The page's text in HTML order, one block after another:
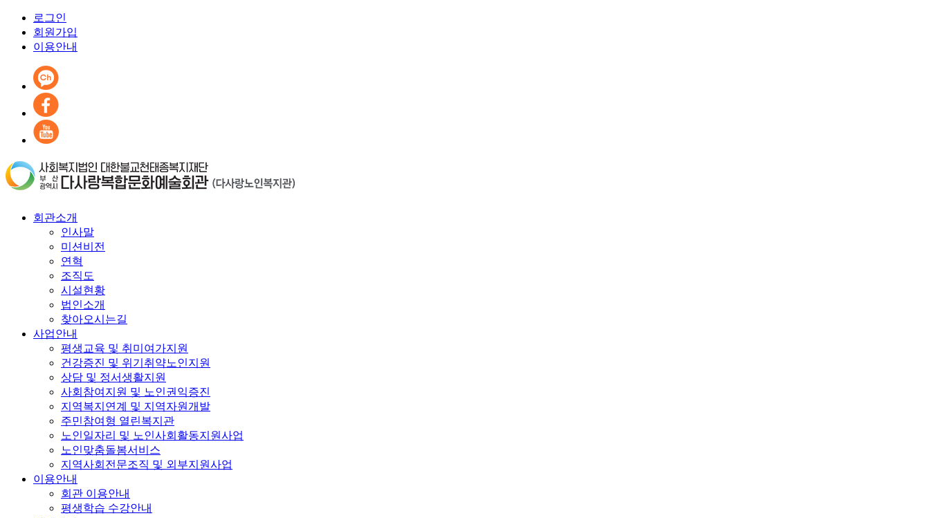
로그인
회원가입
이용안내
회관소개
인사말
미션비전
연혁
조직도
시설현황
법인소개
찾아오시는길
사업안내
평생교육 및 취미여가지원
건강증진 및 위기취약노인지원
상담 및 정서생활지원
사회참여지원 및 노인권익증진
지역복지연계 및 지역자원개발
주민참여형 열린복지관
노인일자리 및 노인사회활동지원사업
노인맞춤돌봄서비스
지역사회전문조직 및 외부지원사업
이용안내
회관 이용안내
평생학습 수강안내